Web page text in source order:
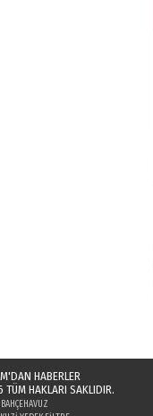
HABERLER
HAKLARI SAKLIDIR.
BAHÇEHAVUZ